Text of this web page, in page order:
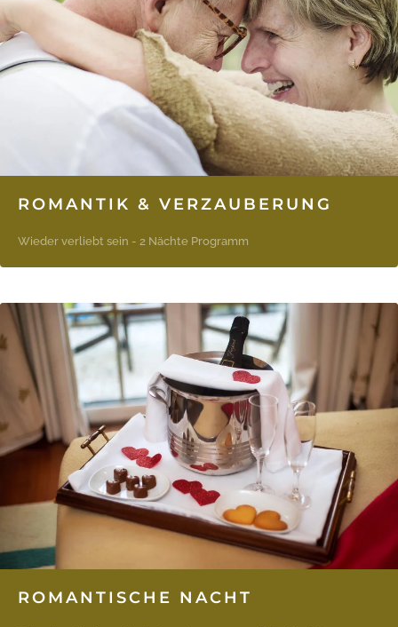
ROMANTIK & VERZAUBERUNG
Wieder verliebt sein - 2 Nächte Programm
ROMANTISCHE NACHT